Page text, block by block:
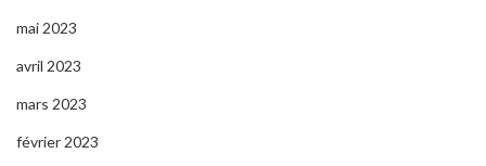
mai 2023
avril 2023
mars 2023
février 2023